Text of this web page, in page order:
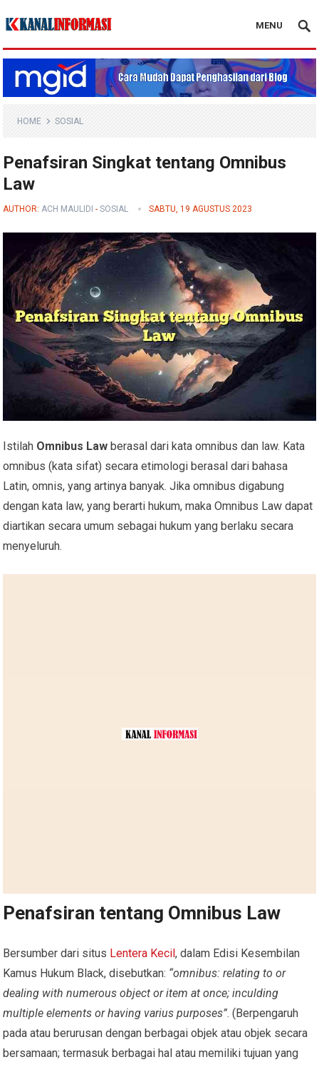
Blog Kanal Info
MENU
HOME SOSIAL
Penafsiran Singkat tentang Omnibus
Law
AUTHOR:ACH MAULIDI -SOSIAL SABTU, 19 AGUSTUS 2023
Istilah Omnibus Law berasal dari kata omnibus dan law. Kata
omnibus (kata sifat) secara etimologi berasal dari bahasa
Latin, omnis, yang artinya banyak. Jika omnibus digabung
dengan kata law, yang berarti hukum, maka Omnibus Law dapat
diartikan secara umum sebagai hukum yang berlaku secara
menyeluruh.
Penafsiran tentang Omnibus Law
Bersumber dari situs Lentera Kecil, dalam Edisi Kesembilan
Kamus Hukum Black, disebutkan: “omnibus: relating to or
dealing with numerous object or item at once; inculding
multiple elements or having varius purposes”. (Berpengaruh
pada atau berurusan dengan berbagai objek atau objek secara
bersamaan; termasuk berbagai hal atau memiliki tujuan yang